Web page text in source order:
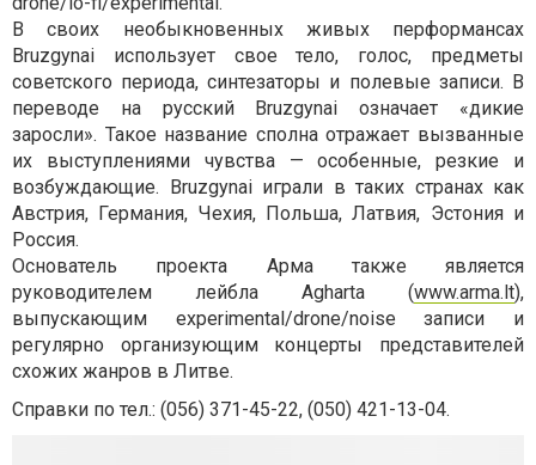
В своих необыкновенных живых перформансах
Bruzgynai использует свое тело, голос, предметы
советского периода, синтезаторы и полевые записи. В
переводе на русский Bruzgynai означает «дикие
заросли». Такое название сполна отражает вызванные
их выступлениями чувства — особенные, резкие и
возбуждающие. Bruzgynai играли в таких странах кaк
Австрия, Германия, Чехия, Польша, Латвия, Эстония и
Россия.
Основатель проекта Арма также является
руководителем лейбла Agharta (www.arma.lt),
выпускающим experimental/drone/noise записи и
регулярно организующим концерты представителей
схожих жанров в Литве.
Справки по тел.: (056) 371-45-22, (050) 421-13-04.